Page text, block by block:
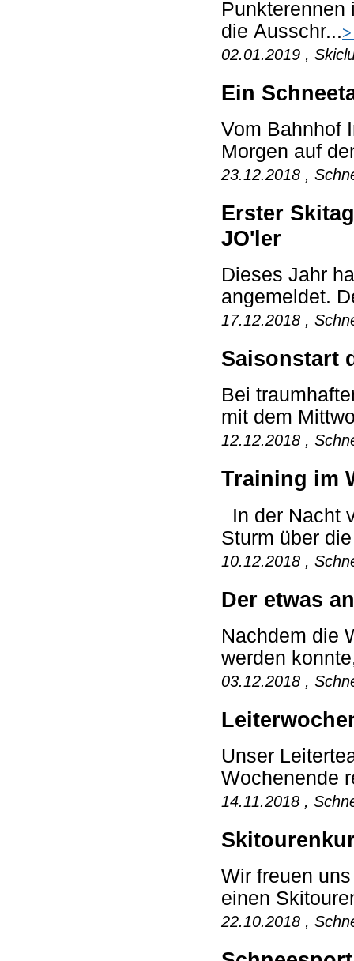
Punkterennen
die Ausschr...
02.01.2019 ,
Ein
Vom Bahnhof
Morgen auf
23.12.2018 ,
Erster
JO'ler
Dieses Jahr
angemeldet.
17.12.2018 ,
Saisonstart
Bei
mit dem
12.12.2018 ,
Training im
In der Nacht
Sturm über
10.12.2018 ,
Der etwas
Nachdem die
werden
03.12.2018 ,
Unser
Wochenende
14.11.2018 ,
Wir freuen
einen
22.10.2018 ,